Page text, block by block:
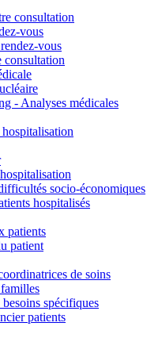
consultation
vous
vous
consultation
- Analyses médicales
socio-économiques
hospitalisés
patients
patient
de soins
besoins spécifiques
patients